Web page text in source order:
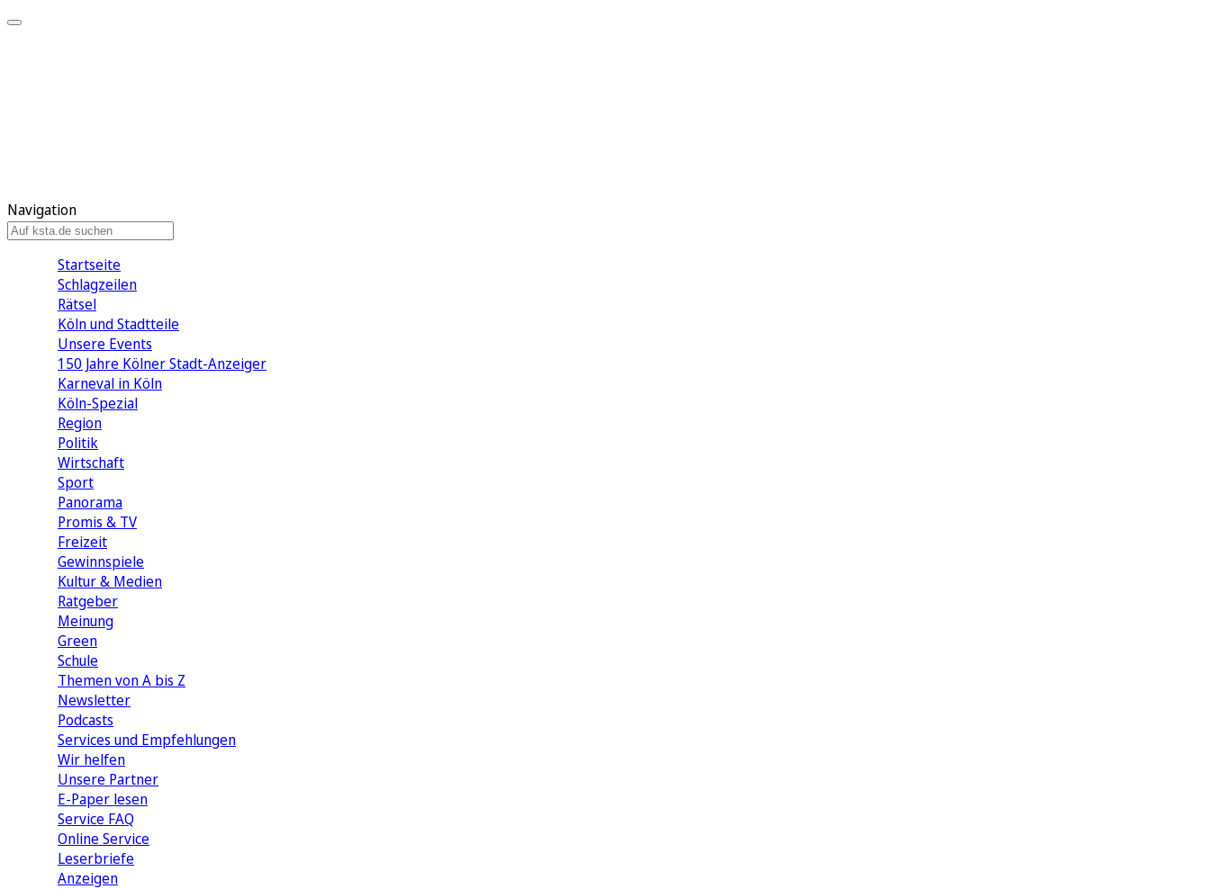
Navigation
Startseite
Schlagzeilen
Rätsel
Köln und Stadtteile
Unsere Events
150 Jahre Kölner Stadt-Anzeiger
Karneval in Köln
Köln-Spezial
Region
Politik
Wirtschaft
Sport
Panorama
Promis & TV
Freizeit
Gewinnspiele
Kultur & Medien
Ratgeber
Meinung
Green
Schule
Themen von A bis Z
Newsletter
Podcasts
Services und Empfehlungen
Wir helfen
Unsere Partner
E-Paper lesen
Service FAQ
Online Service
Leserbriefe
Anzeigen